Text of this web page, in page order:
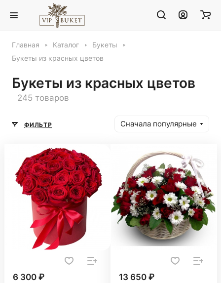
Главная Каталог
Букеты
Букеты из красных цветов
Букеты из красных цветов
245 товаров
ФИЛЬТР Сначала популярные
6 300 ₽ 13 650 ₽